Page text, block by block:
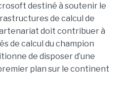
destiné à soutenir le
de calcul de
doit contribuer à
de calcul du champion
de disposer d’une
plan sur le continent